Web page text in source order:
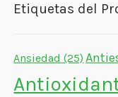
Etiquetas del
Ansiedad (25)